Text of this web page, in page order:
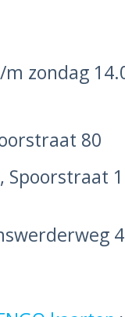
zondag
80
, Spoorstraat